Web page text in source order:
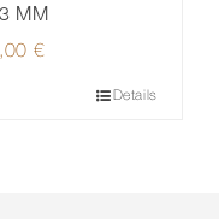
MM
€
Details